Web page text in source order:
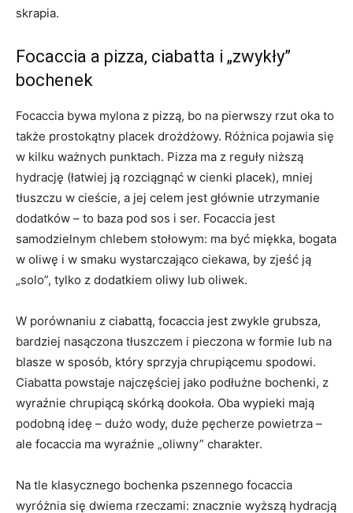
skrapia.
Focaccia a pizza, ciabatta i „zwykły”
bochenek
Focaccia bywa mylona z pizzą, bo na pierwszy rzut oka to
także prostokątny placek drożdżowy. Różnica pojawia się
w kilku ważnych punktach. Pizza ma z reguły niższą
hydrację (łatwiej ją rozciągnąć w cienki placek), mniej
tłuszczu w cieście, a jej celem jest głównie utrzymanie
dodatków – to baza pod sos i ser. Focaccia jest
samodzielnym chlebem stołowym: ma być miękka, bogata
w oliwę i w smaku wystarczająco ciekawa, by zjeść ją
„solo”, tylko z dodatkiem oliwy lub oliwek.
W porównaniu z ciabattą, focaccia jest zwykle grubsza,
bardziej nasączona tłuszczem i pieczona w formie lub na
blasze w sposób, który sprzyja chrupiącemu spodowi.
Ciabatta powstaje najczęściej jako podłużne bochenki, z
wyraźnie chrupiącą skórką dookoła. Oba wypieki mają
podobną ideę – dużo wody, duże pęcherze powietrza –
ale focaccia ma wyraźnie „oliwny” charakter.
Na tle klasycznego bochenka pszennego focaccia
wyróżnia się dwiema rzeczami: znacznie wyższą hydracją